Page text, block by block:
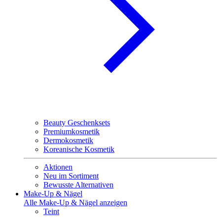
Beauty Geschenksets
Premiumkosmetik
Dermokosmetik
Koreanische Kosmetik
Aktionen
Neu im Sortiment
Bewusste Alternativen
Make-Up & Nägel
Alle Make-Up & Nägel anzeigen
Teint